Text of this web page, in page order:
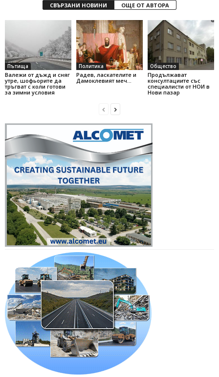
СВЪРЗАНИ НОВИНИ ОЩЕ ОТ АВТОРА
Пътища
Валежи от дъжд и сняг
утре, шофьорите да
тръгват с коли готови
за зимни условия
Политика
Радев, ласкателите и
Дамоклевият меч…
Общество
Продължават
консултациите със
специалисти от НОИ в
Нови пазар